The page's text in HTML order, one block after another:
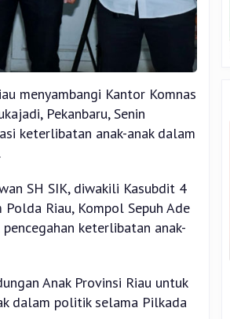
menyambangi Kantor Komnas
Pekanbaru, Senin
keterlibatan anak-anak dalam
SH SIK, diwakili Kasubdit 4
Polda Riau, Kompol Sepuh Ade
keterlibatan anak-
Anak Provinsi Riau untuk
dalam politik selama Pilkada